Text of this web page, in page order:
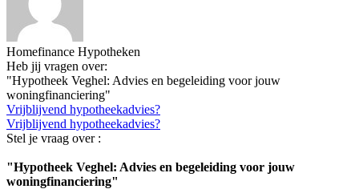
Homefinance Hypotheken
Heb jij vragen over:
"Hypotheek Veghel: Advies en begeleiding voor jouw
woningfinanciering"
Vrijblijvend hypotheekadvies?
Vrijblijvend hypotheekadvies?
Stel je vraag over :
"Hypotheek Veghel: Advies en begeleiding voor jouw
woningfinanciering"